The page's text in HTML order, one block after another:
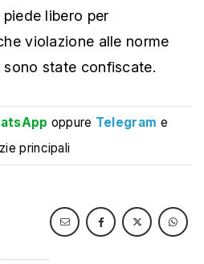
libero per
violazione alle norme
sono state confiscate.
oppure Telegram e
principali